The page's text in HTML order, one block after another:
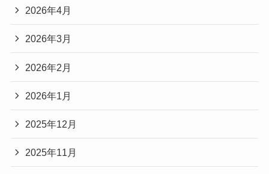
2026年4月
2026年3月
2026年2月
2026年1月
2025年12月
2025年11月